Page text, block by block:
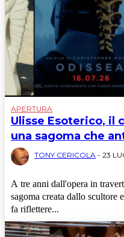
APERTURA
Ulisse Esoterico, il
una sagoma che
TONY CERICOLA - 23
A tre anni dall'opera in
sagoma creata dallo
fa riflettere...